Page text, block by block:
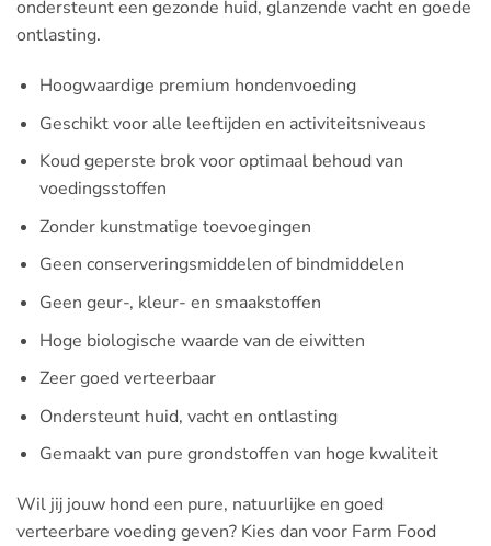
ondersteunt een gezonde huid, glanzende vacht en goede
ontlasting.
Hoogwaardige premium hondenvoeding
Geschikt voor alle leeftijden en activiteitsniveaus
Koud geperste brok voor optimaal behoud van
voedingsstoffen
Zonder kunstmatige toevoegingen
Geen conserveringsmiddelen of bindmiddelen
Geen geur-, kleur- en smaakstoffen
Hoge biologische waarde van de eiwitten
Zeer goed verteerbaar
Ondersteunt huid, vacht en ontlasting
Gemaakt van pure grondstoffen van hoge kwaliteit
Wil jij jouw hond een pure, natuurlijke en goed
verteerbare voeding geven? Kies dan voor Farm Food